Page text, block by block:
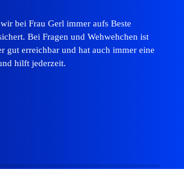
bei Frau Gerl immer aufs Beste
Bei Fragen und Wehwehchen ist
gut erreichbar und hat auch immer eine
hilft jederzeit.